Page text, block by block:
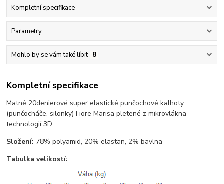
Kompletní specifikace
Parametry
Mohlo by se vám také líbit 8
Kompletní specifikace
Matné 20denierové super elastické punčochové kalhoty
(punčocháče, silonky) Fiore Marisa pletené z mikrovlákna
technologií 3D.
Složení: 78% polyamid, 20% elastan, 2% bavlna
Tabulka velikostí: